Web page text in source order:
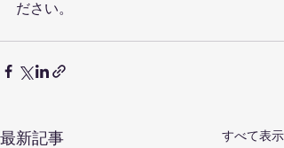
ださい。
最新記事 すべて表示